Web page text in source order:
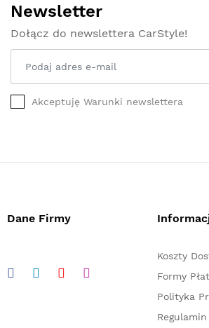
Newsletter
Dołącz do newslettera CarStyle!
Akceptuję Warunki newslettera
Dane Firmy
Koszty
Formy
Polityka
Regulamin